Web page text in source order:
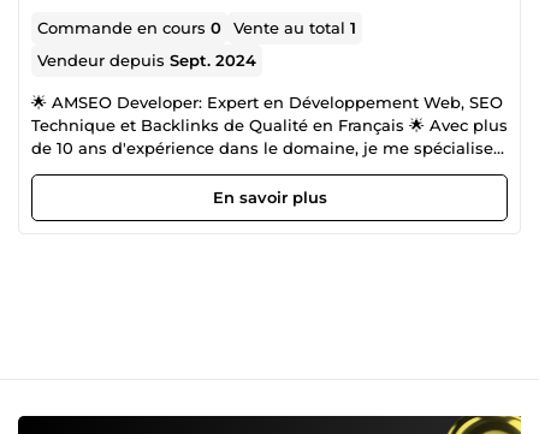
Commande en cours0 Vente au total1
Vendeur depuisSept. 2024
🌟 AMSEO Developer: Expert en Développement Web, SEO
Technique et Backlinks de Qualité en Français 🌟 Avec plus
de 10 ans d'expérience dans le domaine, je me spécialise
dans la conception de sites web, l'optimisation SEO, et le
développement de solutions sur mesure pour améliorer
votre présence en ligne. 💼 Ce que je propose : Conception
durable. Audit SEO : Analyse approfondie pour identifier
En savoir plus